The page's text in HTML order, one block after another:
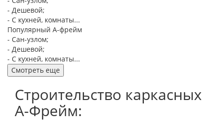
- Дешевой;
- С кухней, комнаты...
Популярный А-фрейм
- Сан-узлом;
- Дешевой;
- С кухней, комнаты...
Смотреть еще
Строительство каркасных
А-Фрейм: